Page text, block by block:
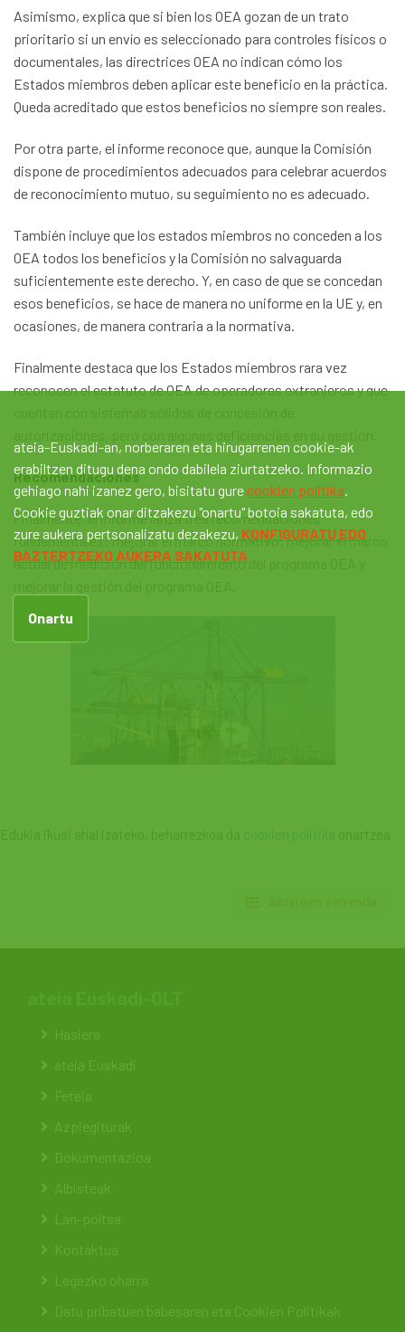
Asimismo, explica que si bien los OEA gozan de un trato
prioritario si un envío es seleccionado para controles físicos o
documentales, las directrices OEA no indican cómo los
Estados miembros deben aplicar este beneficio en la práctica.
Queda acreditado que estos beneficios no siempre son reales.
Por otra parte, el informe reconoce que, aunque la Comisión
dispone de procedimientos adecuados para celebrar acuerdos
de reconocimiento mutuo, su seguimiento no es adecuado.
También incluye que los estados miembros no conceden a los
OEA todos los beneficios y la Comisión no salvaguarda
suficientemente este derecho. Y, en caso de que se concedan
esos beneficios, se hace de manera no uniforme en la UE y, en
ocasiones, de manera contraria a la normativa.
Finalmente destaca que los Estados miembros rara vez
reconocen el estatuto de OEA de operadores extranjeros y que
Recomendaciones
Finalmente, el informe lanza tres recomendaciones
fundamentales: mejorar el marco normativo; mejorar el marco
actual de medición del funcionamiento del programa OEA y
cookien politika
Hasiera
ateia Euskadi
Feteia
Azpiegiturak
Dokumentazioa
Albisteak
Lan-poltsa
Kontaktua
Legezko oharra
Datu pribatuen babesaren eta Cookien Politikak
ateia-Euskadi-an, norberaren eta hirugarrenen cookie-ak
erabiltzen ditugu dena ondo dabilela ziurtatzeko. Informazio
gehiago nahi izanez gero, bisitatu gure cookien politika
Cookie guztiak onar ditzakezu "onartu" botoia sakatuta, edo
zure aukera pertsonalizatu dezakezu, KONFIGURATU EDO
BAZTERTZEKO AUKERA SAKATUTA
Onartu